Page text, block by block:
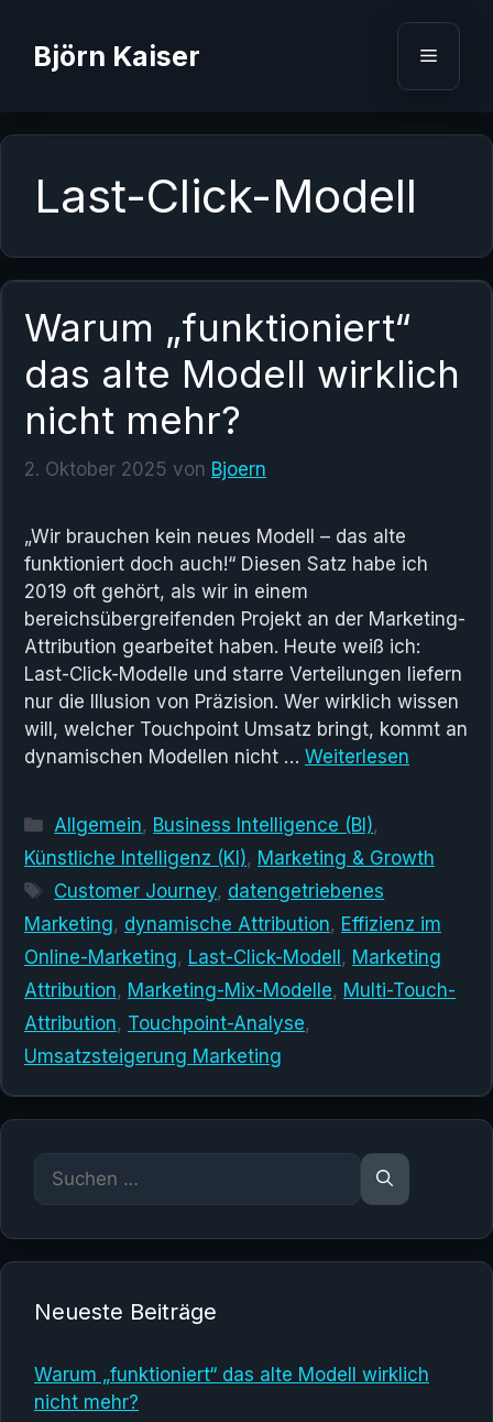
springenBjörn Kaiser Menü
Last-Click-Modell
Warum „funktioniert“
das alte Modell wirklich
nicht mehr?
2. Oktober 2025 von Bjoern
„Wir brauchen kein neues Modell – das alte
funktioniert doch auch!“ Diesen Satz habe ich
2019 oft gehört, als wir in einem
bereichsübergreifenden Projekt an der Marketing-
Attribution gearbeitet haben. Heute weiß ich:
Last-Click-Modelle und starre Verteilungen liefern
nur die Illusion von Präzision. Wer wirklich wissen
will, welcher Touchpoint Umsatz bringt, kommt an
dynamischen Modellen nicht … Weiterlesen
Kategorien
Allgemein, Business Intelligence (BI),
Künstliche Intelligenz (KI), Marketing & Growth
Schlagwörter
Customer Journey, datengetriebenes
Marketing, dynamische Attribution, Effizienz im
Online-Marketing, Last-Click-Modell, Marketing
Attribution, Marketing-Mix-Modelle, Multi-Touch-
Attribution, Touchpoint-Analyse,
Umsatzsteigerung Marketing
Suchen
nach:
Neueste Beiträge
Warum „funktioniert“ das alte Modell wirklich
nicht mehr?